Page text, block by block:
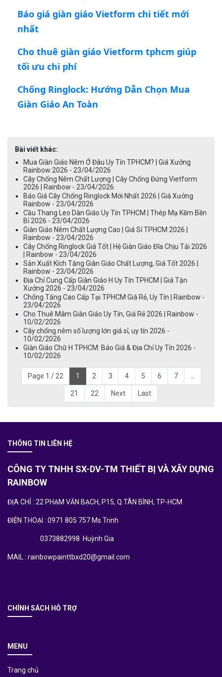
Báo giá giàn giáo Vietform chi tiết mới
nhất
Cho thuê giàn giáo Vietform tphcm giúp
tối ưu chi phí
Chống Ringlock: Hướng Dẫn Chọn Mua
Giàn Giáo An Toàn
Bài viết khác:
Mua Giàn Giáo Nêm Ở Đâu Uy Tín TPHCM? | Giá Xưởng
Rainbow 2026 - 23/04/2026
Cây Chống Nêm Chất Lượng | Cây Chống Đứng Vietform
2026 | Rainbow - 23/04/2026
Báo Giá Cây Chống Ringlock Mới Nhất 2026 | Giá Xưởng
Rainbow - 23/04/2026
Cầu Thang Leo Dàn Giáo Uy Tín TPHCM | Thép Mạ Kẽm Bền
Bỉ 2026 - 23/04/2026
Giàn Giáo Nêm Chất Lượng Cao | Giá Sỉ TPHCM 2026 |
Rainbow - 23/04/2026
Cây Chống Ringlock Giá Tốt | Hệ Giàn Giáo Đĩa Chịu Tải 2026
| Rainbow - 23/04/2026
Sản Xuất Kích Tăng Giàn Giáo Chất Lượng, Giá Tốt 2026 |
Rainbow - 23/04/2026
Địa Chỉ Cung Cấp Giàn Giáo H Uy Tín TPHCM | Giá Tận
Xưởng 2026 - 23/04/2026
Chống Tăng Cao Cấp Tại TPHCM Giá Rẻ, Uy Tín | Rainbow -
23/04/2026
Cho Thuê Mâm Giàn Giáo Uy Tín, Giá Rẻ 2026 | Rainbow -
10/02/2026
Cây chống nêm số lượng lớn giá sỉ, uy tín 2026 -
10/02/2026
Giàn Giáo Chữ H TPHCM: Báo Giá & Địa Chỉ Uy Tín 2026 -
10/02/2026
Page 1 / 22 1 2 3 4 5 6 7
21 22 Next Last
THÔNG TIN LIÊN HỆ
CÔNG TY TNHH SX-DV-TM THIẾT BỊ VÀ XÂY DỰNG
RAINBOW
ĐỊA CHỈ : 22 PHẠM VĂN BẠCH, P15, Q.TÂN BÌNH, TP-HCM
ĐIỆN THOẠI : 0971 805 757 Ms Trinh
0373882998 Huỳnh Gia
MAIL : rainbowpainttbxd20@gmail.com
CHÍNH SÁCH HỖ TRỢ
MENU
Trang chủ